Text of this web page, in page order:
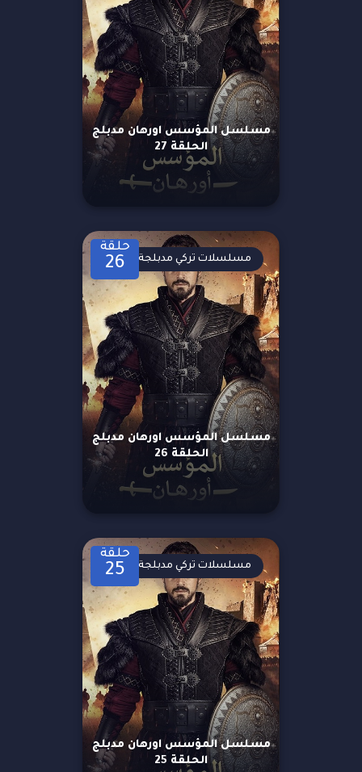
مسلسل المؤسس اورهان مدبلج
الحلقة 27
حلقة
26
مسلسل المؤسس اورهان مدبلج
الحلقة 26
مسلسلات تركي مدبلجة
حلقة
25
مسلسل المؤسس اورهان مدبلج
الحلقة 25
مسلسلات تركي مدبلجة